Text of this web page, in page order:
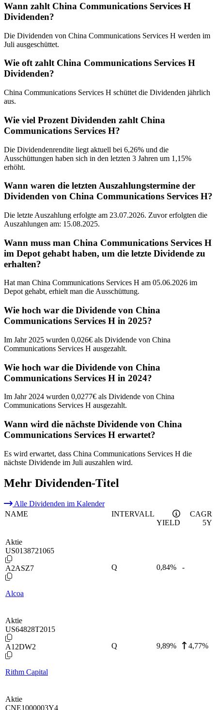
Wann zahlt China Communications Services H
Dividenden?
Die Dividenden von China Communications Services H werden im
Juli ausgeschüttet.
Wie oft zahlt China Communications Services H
Dividenden?
China Communications Services H schüttet die Dividenden jährlich
aus.
Wie viel Prozent Dividenden zahlt China
Communications Services H?
Die Dividendenrendite liegt aktuell bei 6,26% und die
Ausschüttungen haben sich in den letzten 3 Jahren um 1,15%
erhöht.
Wann waren die letzten Auszahlungstermine der
Dividenden von China Communications Services H?
Die letzte Auszahlung erfolgte am 23.07.2026. Zuvor erfolgten die
Auszahlungen am: 15.08.2025.
Wann muss man China Communications Services H
im Depot gehabt haben, um die letzte Dividende zu
erhalten?
Hat man China Communications Services H am 05.06.2026 im
Depot gehabt, erhielt man die Ausschüttung.
Wie hoch war die Dividende von China
Communications Services H in 2025?
Im Jahr 2025 wurden 0,026€ als Dividende von China
Communications Services H ausgezahlt.
Wie hoch war die Dividende von China
Communications Services H in 2024?
Im Jahr 2024 wurden 0,0277€ als Dividende von China
Communications Services H ausgezahlt.
Wann wird die nächste Dividende von China
Communications Services H erwartet?
Es wird erwartet, dass China Communications Services H die
nächste Dividende im Juli auszahlen wird.
Mehr Dividenden-Titel
Alle Dividenden im Kalender
NAME
INTERVALL
YIELD
CAGR
5Y
Aktie
US0138721065
A2ASZ7
Alcoa
Q 0,84% -
Aktie
US64828T2015
A12DW2
Rithm Capital
Q 9,89% 4,77%
Aktie
CNE1000003Y4